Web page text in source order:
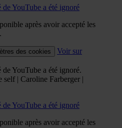
YouTube a été ignoré
après avoir accepté les
des cookies
Voir sur
YouTube a été ignoré.
| Caroline Farberger |
YouTube a été ignoré
après avoir accepté les